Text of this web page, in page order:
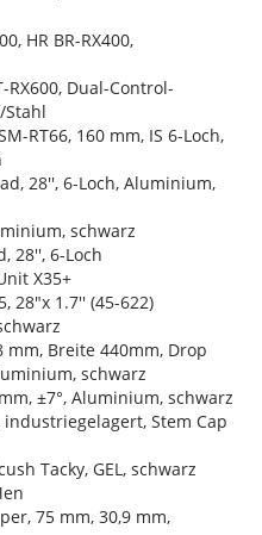
HR BR-RX400,
RX600, Dual-Control-
RT66, 160 mm, IS 6-Loch,
28'', 6-Loch, Aluminium,
schwarz
28'', 6-Loch
X35+
28"x 1.7'' (45-622)
mm, Breite 440mm, Drop
schwarz
±7°, Aluminium, schwarz
industriegelagert, Stem Cap
Tacky, GEL, schwarz
75 mm, 30,9 mm,